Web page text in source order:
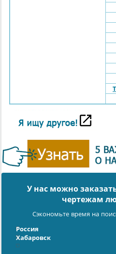
У нас можно
чертежам
Сэкономьте время на
Россия
Хабаровск